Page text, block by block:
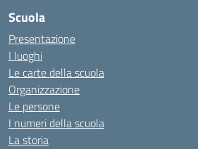
Scuola
Presentazione
I luoghi
Le carte della scuola
Organizzazione
Le persone
I numeri della scuola
La storia